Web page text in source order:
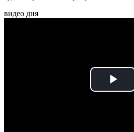
видео дня